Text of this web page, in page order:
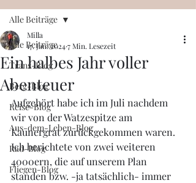
Alle Beiträge
Trans-Blog
Berg-Blog
Reise-Blog
Aus-dem-Leben-Blog
Rad-Blog
Fliegen-Blog
Alle Beiträge
Ein halbes Jahr voller
Abenteuer
Milla
17. Jan. 20247 Min. Lesezeit
Aufgehört habe ich im Juli nachdem
wir von der Watzespitze am
Kaunergrat zurückgekommen waren.
Ich berichtete von zwei weiteren
4000ern, die auf unserem Plan
standen bzw. -ja tatsächlich- immer